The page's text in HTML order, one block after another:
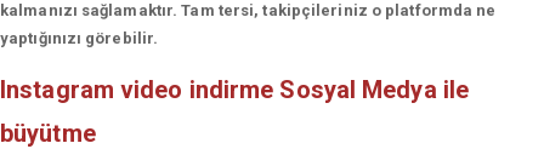
kalmanızı sağlamaktır. Tam tersi, takipçileriniz o platformda ne
yaptığınızı görebilir.
Instagram video indirme Sosyal Medya ile
büyütme